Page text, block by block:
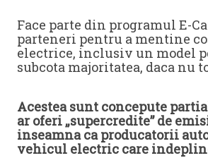
Face parte din programul E-
parteneri pentru a mentine
electrice, inclusiv un model
subcota majoritatea, daca nu
Acestea sunt concepute
ar oferi „supercredite” de
inseamna ca producatorii
vehicul electric care